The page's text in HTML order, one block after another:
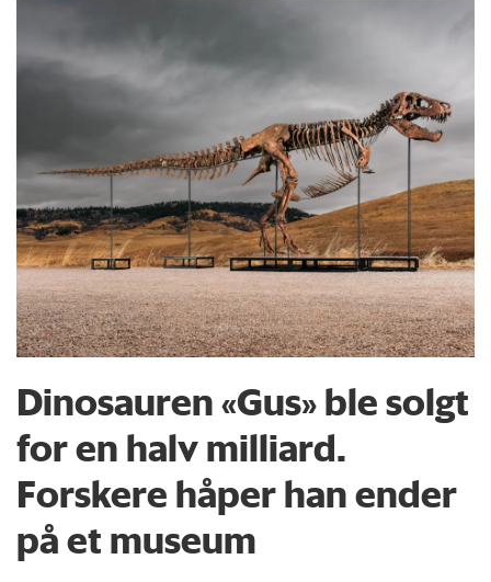
Dinosauren «Gus» ble solgt
for en halv milliard.
Forskere håper han ender
på et museum